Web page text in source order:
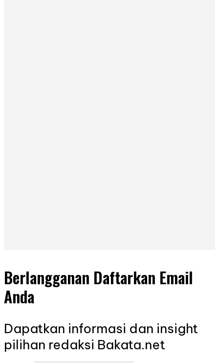
Berlangganan Daftarkan Email
Anda
Dapatkan informasi dan insight
pilihan redaksi Bakata.net